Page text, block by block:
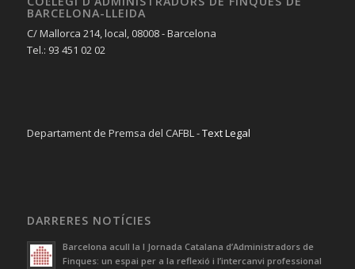
BARCELONA-LLEIDA
C/ Mallorca 214, local, 08008 - Barcelona
Tel.: 93 451 02 02
Departament de Premsa del CAFBL -Text Legal
DARRERES NOTÍCIES
Barcelona acull la I Jornada Catalana d’Administradors de
Finques: un espai per a la reflexió i l’intercanvi professional